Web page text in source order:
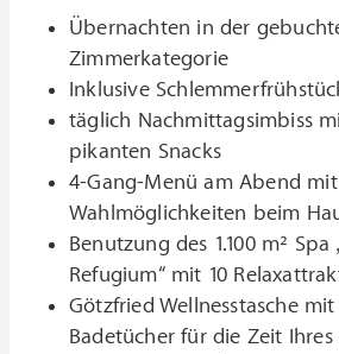
Übernachten in der
Zimmerkategorie
Inklusive
täglich Nachmittagsimbiss
pikanten Snacks
4-Gang-Menü am Abend mit
Wahlmöglichkeiten beim
Benutzung des 1.100 m²
Refugium“ mit 10
Götzfried Wellnesstasche
Badetücher für die Zeit